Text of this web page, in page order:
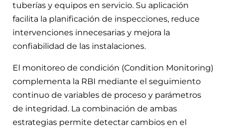
tuberías y equipos en servicio. Su aplicación
facilita la planificación de inspecciones, reduce
intervenciones innecesarias y mejora la
confiabilidad de las instalaciones.
El monitoreo de condición (Condition Monitoring)
complementa la RBI mediante el seguimiento
continuo de variables de proceso y parámetros
de integridad. La combinación de ambas
estrategias permite detectar cambios en el